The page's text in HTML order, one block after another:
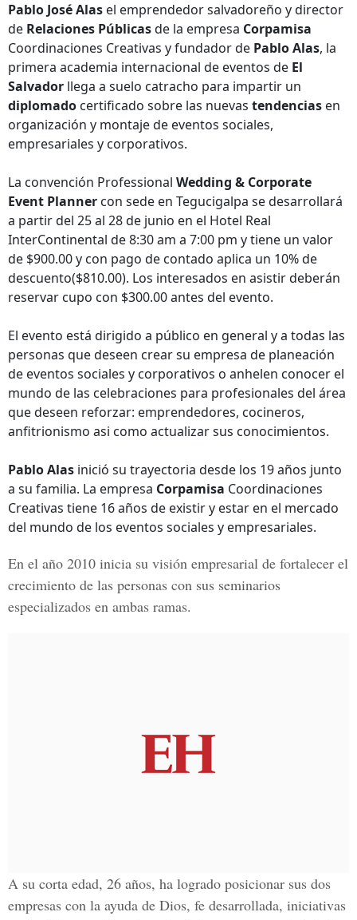
Pablo José Alas el emprendedor salvadoreño y director
de Relaciones Públicasde la empresa Corpamisa
Coordinaciones Creativas y fundador de Pablo Alas, la
primera academia internacional de eventos de El
Salvador llega a suelo catracho para impartir un
diplomado certificado sobre las nuevas tendencias en
organización y montaje de eventos sociales,
empresariales y corporativos.
La convención Professional Wedding & Corporate
Event Planner con sede en Tegucigalpa se desarrollará
a partir del 25 al 28 de junio en el Hotel Real
InterContinental de 8:30 am a 7:00 pm y tiene un valor
de $900.00 y con pago de contado aplica un 10% de
descuento($810.00). Los interesados en asistir deberán
reservar cupo con $300.00 antes del evento.
El evento está dirigido a público en general y a todas las
personas que deseen crear su empresa de planeación
de eventos sociales y corporativos o anhelen conocer el
mundo de las celebraciones para profesionales del área
que deseen reforzar: emprendedores, cocineros,
anfitrionismo asi como actualizar sus conocimientos.
Pablo Alas inició su trayectoria desde los 19 años junto
a su familia. La empresa Corpamisa Coordinaciones
Creativas tiene 16 años de existir y estar en el mercado
del mundo de los eventos sociales y empresariales.
En el año 2010 inicia su visión empresarial de fortalecer el
crecimiento de las personas con sus seminarios
especializados en ambas ramas.
A su corta edad, 26 años, ha logrado posicionar sus dos
empresas con la ayuda de Dios, fe desarrollada, iniciativas